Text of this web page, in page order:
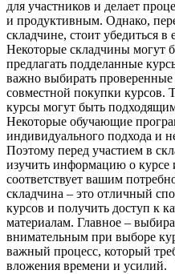
для участников и делает
и продуктивным. Однако,
складчине, стоит убедиться
Некоторые складчины могут
предлагать подделанные
важно выбирать
совместной покупки курсов.
курсы могут быть
Некоторые обучающие
индивидуального подхода и
Поэтому перед участием в
изучить информацию о курсе
соответствует вашим
складчина – это отличный
курсов и получить доступ к
материалам. Главное –
внимательным при выборе
важный процесс, который
вложения времени и усилий.